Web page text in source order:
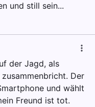
und still sein...
der Jagd, als
Der
und wählt
Freund ist tot.